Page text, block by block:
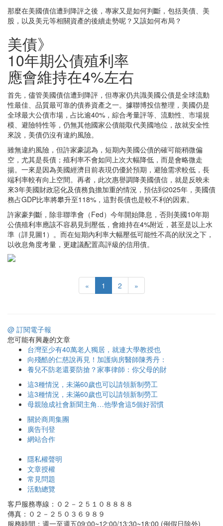
那麼在美國債信遭到降評之後，專家又是如何判斷，包括美債、美
股，以及美元等相關資產的後續走勢呢？又該如何布局？
美債》
10年期公債殖利率
應會維持在4%左右
首先，儘管美國債信遭到降評，但專家仍共識美國公債是全球流動
性最佳、品質最可靠的債券資產之一。據聯博投信整理，美國仍是
全球最大公債市場，占比逾40%，綜合考量評等、流動性、市場規
模、避險特性等，仍無其他國家公債能取代美國地位，故就安全性
來說，美債仍沒有違約風險。
雖無違約風險，但許家豪認為，短期內美國公債的確可能稍微偏
空，尤其是長債；殖利率不會如同上次大幅降低，而是會略微走
揚。一來是因為美國經濟目前表現仍優於預期，避險需求較低，長
端利率較有向上空間。再者，此次惠譽調降美國債信，就是反映未
來3年美國財政惡化及債務負擔加重的情況，預估到2025年，美國債
務占GDP比率將攀升至118%，這對長債也是較不利的因素。
許家豪判斷，除非聯準會（Fed）今年開始降息，否則美國10年期
公債殖利率應該不容易見到壓低，會維持在4%附近，甚至是以上水
準（詳見圖1）。而在短期內利率大幅壓低可能性不高的狀況之下，
以收息角度考量，更建議配置高評級的信用債。
« 1 2 »
@ 訂閱電子報
您可能有興趣的文章
台灣至少有40萬老人獨居，就連大學教授也
向殘酷的仁慈說再見！加護病房醫師陳秀丹：
養兒不防老還要防搶？家事律師：你父母的財
這3種情況，未滿60歲也可以請領新制勞工
這3種情況，未滿60歲也可以請領新制勞工
母親險成社會新聞主角…他學會這5個好習慣
關於商周集團
廣告刊登
網站合作
隱私權聲明
文章授權
常見問題
活動總覽
客戶服務專線：０２－２５１０８８８８
傳真：０２－２５０３６９８９
服務時間：週一至週五09:00~12:00/13:30~18:00 (例假日除外)